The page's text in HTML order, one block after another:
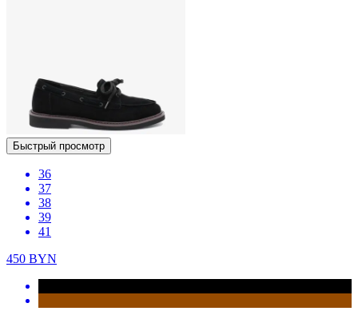
Быстрый просмотр
36
37
38
39
41
450 BYN